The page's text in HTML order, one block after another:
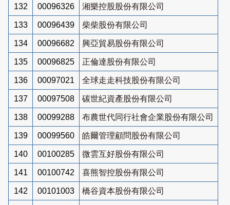
132 00096326 湘樂控股股份有限公司
133 00096439 柴柴股份有限公司
134 00096682 興亞貿易股份有限公司
135 00096825 正倫達股份有限公司
136 00097021 全球走走科技股份有限公司
137 00097508 碳世紀資產股份有限公司
138 00099288 布農世代同行社會企業股份有限公司
139 00099560 皓爾管理顧問股份有限公司
140 00100285 微雲互好股份有限公司
141 00100742 喜熊智控股份有限公司
142 00101003 橋谷資本股份有限公司